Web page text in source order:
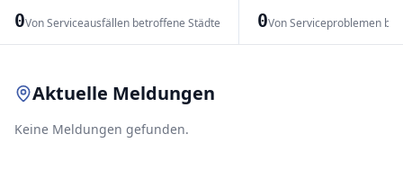
0Von Serviceausfällen betroffene Städte 0Von Serviceproblemen
Aktuelle Meldungen
Keine Meldungen gefunden.